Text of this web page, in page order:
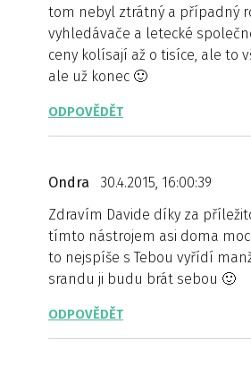
tom nebyl ztrátný a případný
vyhledávače a letecké
ceny kolísají až o tisíce, ale to
ale už konec 🙂
ODPOVĚDĚT
Ondra
30.4.2015, 16:00:39
Zdravím Davide díky za
tímto nástrojem asi doma moc
to nejspíše s Tebou vyřídí
srandu ji budu brát sebou 🙂
ODPOVĚDĚT